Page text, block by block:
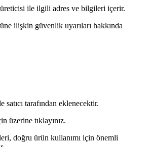
ile ilgili adres ve bilgileri içerir.
ilişkin güvenlik uyarıları hakkında
satıcı tarafından eklenecektir.
üzerine tıklayınız.
doğru ürün kullanımı için önemli